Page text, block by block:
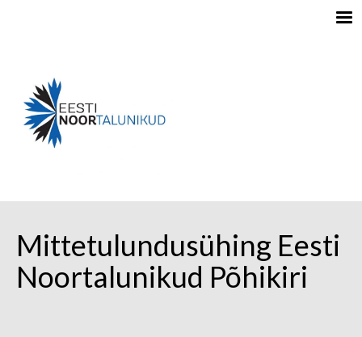
Mittetulundusühing Eesti
Noortalunikud Põhikiri